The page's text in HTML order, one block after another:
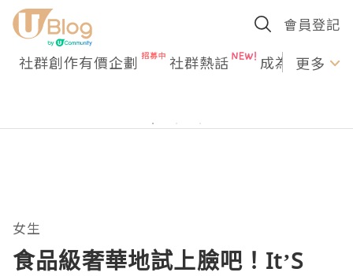
會員登記
社群創作有價企劃 社群熱話 成為U更多
女生
食品級奢華地試上臉吧！ItʼS